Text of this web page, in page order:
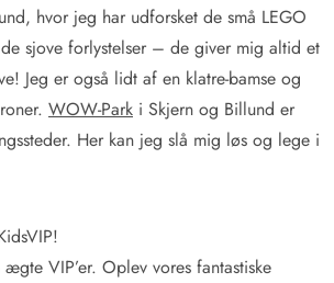
hvor jeg har udforsket de små LEGO
sjove forlystelser – de giver mig altid et
Jeg er også lidt af en klatre-bamse og
WOW-Park i Skjern og Billund er
Her kan jeg slå mig løs og lege i
VIP’er. Oplev vores fantastiske